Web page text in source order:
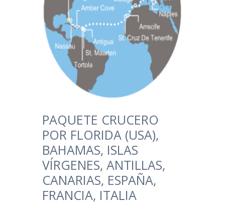
PAQUETE CRUCERO
POR FLORIDA (USA),
BAHAMAS, ISLAS
VÍRGENES, ANTILLAS,
CANARIAS, ESPAÑA,
FRANCIA, ITALIA